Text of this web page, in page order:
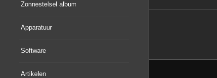
Zonnestelsel album
Apparatuur
Software
Artikelen